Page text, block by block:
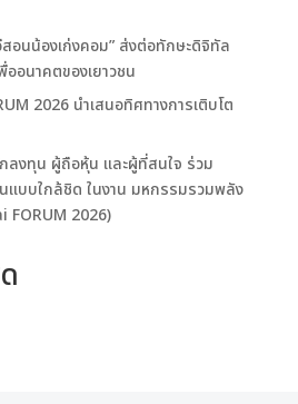
สอนน้องเก่งคอม” ส่งต่อทักษะดิจิทัล
ออนาคตของเยาวชน
2026 นำเสนอทิศทางการเติบโต
ลงทุน ผู้ถือหุ้น และผู้ที่สนใจ ร่วม
แบบใกล้ชิด ในงาน มหกรรมรวมพลัง
2026)